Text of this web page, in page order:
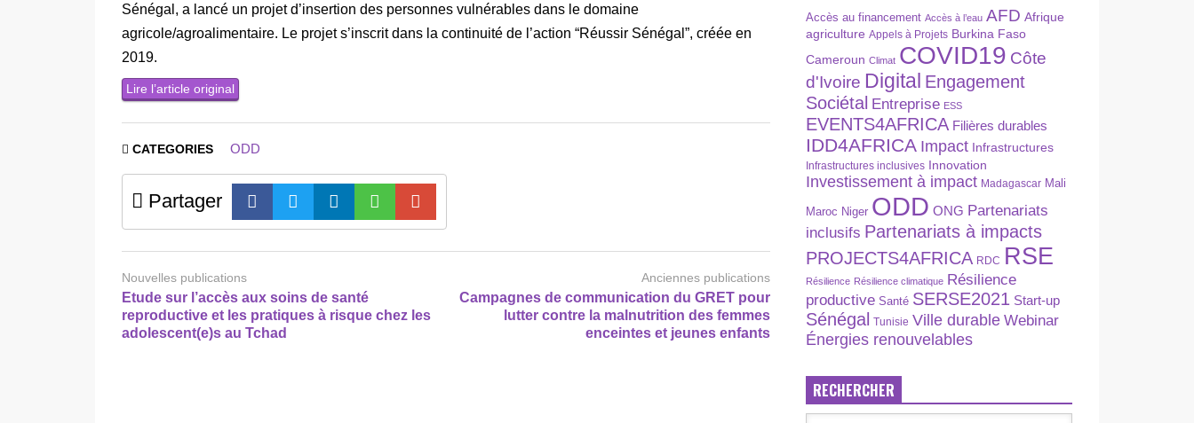
Sénégal, a lancé un projet d’insertion des personnes vulnérables dans le domaine
agricole/agroalimentaire. Le projet s’inscrit dans la continuité de l’action “Réussir Sénégal”, créée en
2019.
Lire l’article original
CATEGORIES ODD
Partager
Nouvelles publications
Etude sur l’accès aux soins de santé
reproductive et les pratiques à risque chez les
adolescent(e)s au Tchad
Anciennes publications
Campagnes de communication du GRET pour
lutter contre la malnutrition des femmes
enceintes et jeunes enfants
Accès au financement Accès à l’eau AFD Afrique
agriculture Appels à Projets Burkina Faso
Cameroun Climat COVID19 Côte
d'Ivoire Digital Engagement
Sociétal Entreprise ESS
EVENTS4AFRICA Filières durables
IDD4AFRICA Impact Infrastructures
Infrastructures inclusives Innovation
Investissement à impact Madagascar Mali
Maroc Niger ODD ONG Partenariats
inclusifs Partenariats à impacts
PROJECTS4AFRICA RDC RSE
Résilience Résilience climatique Résilience
productive Santé SERSE2021 Start-up
Sénégal Tunisie Ville durable Webinar
Énergies renouvelables
RECHERCHER